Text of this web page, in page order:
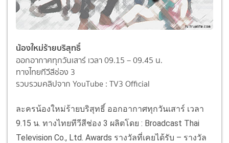
น้องใหม่ร้ายบริสุทธิ์
ออกอากาศทุกวันเสาร์ เวลา 09.15 – 09.45 น.
ทางไทยทีวีสีช่อง 3
รวบรวมคลิปจาก YouTube : TV3 Official
ละครน้องใหม่ร้ายบริสุทธิ์ ออกอากาศทุกวันเสาร์ เวลา
9.15 น. ทางไทยทีวีสีช่อง 3 ผลิตโดย : Broadcast Thai
Television Co., Ltd. Awards รางวัลที่เคยได้รับ – รางวัล